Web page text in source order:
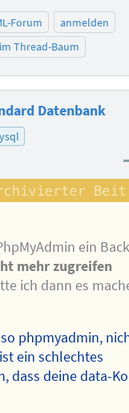
Forum
anmelden
Thread-Baum
Datenbank
ein
mehr zugreifen
ich dann es
phpmyadmin,
ein schlechtes
dass deine data-